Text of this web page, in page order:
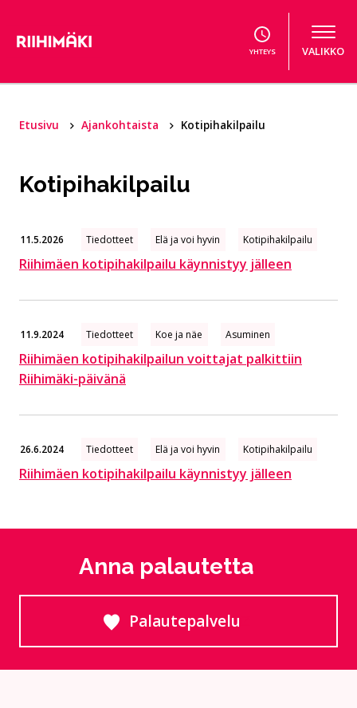
YHTEYS VALIKKO
Etusivu Ajankohtaista Kotipihakilpailu
Kotipihakilpailu
11.5.2026 Tiedotteet Elä ja voi hyvin Kotipihakilpailu
Riihimäen kotipihakilpailu käynnistyy jälleen
11.9.2024 Tiedotteet Koe ja näe Asuminen
Riihimäen kotipihakilpailun voittajat palkittiin
Riihimäki-päivänä
26.6.2024 Tiedotteet Elä ja voi hyvin Kotipihakilpailu
Riihimäen kotipihakilpailu käynnistyy jälleen
Anna palautetta
Palautepalvelu
Siirtyy ulkoiselle